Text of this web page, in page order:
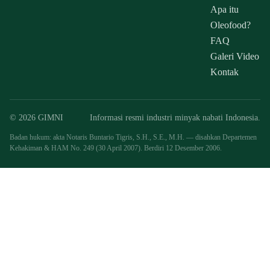
Apa itu
Oleofood?
FAQ
Galeri Video
Kontak
© 2026 GIMNI Informasi resmi industri minyak nabati Indonesia.
Badan hukum: akta Notaris Buntario Tigris, S.H., S.E., M.H. — disahkan Departemen
Kehakiman & HAM No. 249 (30 April 2007). Berdiri 12 Desember 2006.